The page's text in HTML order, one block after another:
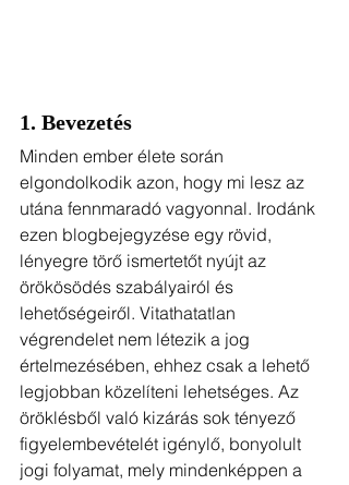
1. Bevezetés
Minden ember élete során
elgondolkodik azon, hogy mi lesz az
utána fennmaradó vagyonnal. Irodánk
ezen blogbejegyzése egy rövid,
lényegre törő ismertetőt nyújt az
örökösödés szabályairól és
lehetőségeiről. Vitathatatlan
végrendelet nem létezik a jog
értelmezésében, ehhez csak a lehető
legjobban közelíteni lehetséges. Az
öröklésből való kizárás sok tényező
figyelembevételét igénylő, bonyolult
jogi folyamat, mely mindenképpen a